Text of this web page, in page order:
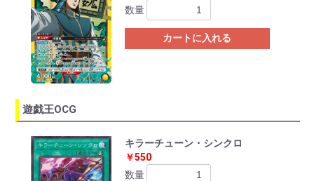
数量
カートに入れる
遊戯王OCG
キラーチューン・シンクロ
￥550
数量
Previous